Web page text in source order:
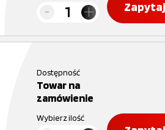
Dostępność
Towar na
zamówienie
Wybierz ilość